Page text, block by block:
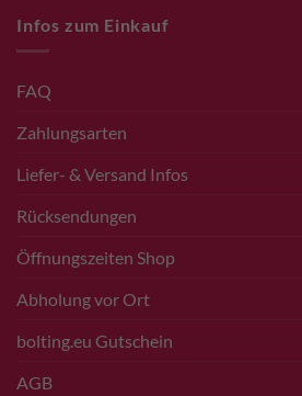
Infos zum Einkauf
FAQ
Zahlungsarten
Liefer- & Versand Infos
Rücksendungen
Öffnungszeiten Shop
Abholung vor Ort
bolting.eu Gutschein
AGB